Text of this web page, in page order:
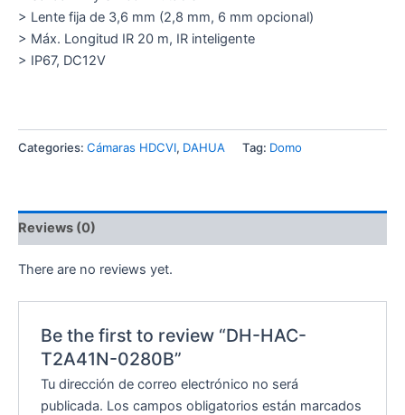
> Lente fija de 3,6 mm (2,8 mm, 6 mm opcional)
> Máx. Longitud IR 20 m, IR inteligente
> IP67, DC12V
Categories: Cámaras HDCVI, DAHUA Tag: Domo
Reviews (0)
There are no reviews yet.
Be the first to review “DH-HAC-
T2A41N-0280B”
Tu dirección de correo electrónico no será
publicada. Los campos obligatorios están marcados